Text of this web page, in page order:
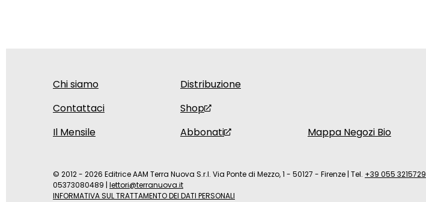
Chi siamo
Contattaci
Il Mensile
Distribuzione
Shop
Abbonati
Mappa Negozi Bio
© 2012 - 2026 Editrice AAM Terra Nuova S.r.l. Via Ponte di Mezzo, 1 - 50127 - Firenze | Tel. +39 055 3215729
05373080489 | lettori@terranuova.it
INFORMATIVA SUL TRATTAMENTO DEI DATI PERSONALI